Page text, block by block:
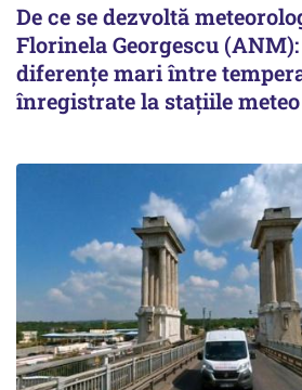
De ce se dezvoltă
Florinela Georgescu
diferențe mari între
înregistrate la stațiile